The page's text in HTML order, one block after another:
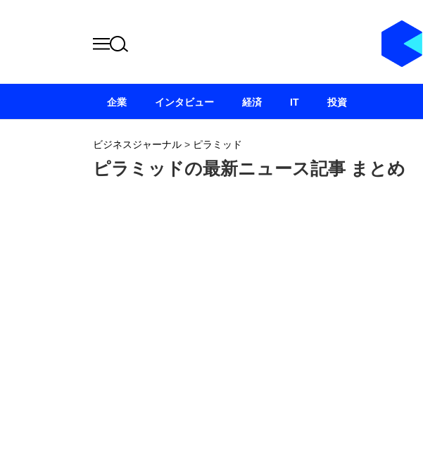
ビジネスジャーナル > ピラミッド
ピラミッドの最新ニュース記事 まとめ
企業 インタビュー 経済 IT 投資